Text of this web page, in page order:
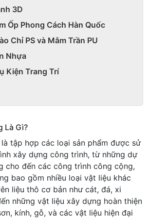
3D
Ốp Phong Cách Hàn Quốc
Chỉ PS và Mâm Trần PU
Nhựa
Kiện Trang Trí
Là Gì?
tập hợp các loại sản phẩm được sử
xây dựng công trình, từ những dự
cho đến các công trình công cộng,
bao gồm nhiều loại vật liệu khác
liệu thô cơ bản như cát, đá, xi
những vật liệu xây dựng hoàn thiện
kính, gỗ, và các vật liệu hiện đại